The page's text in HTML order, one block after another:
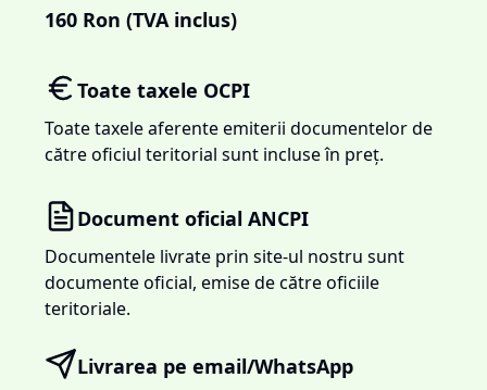
160 Ron (TVA inclus)
Toate taxele OCPI
Toate taxele aferente emiterii documentelor de
către oficiul teritorial sunt incluse în preț.
Document oficial ANCPI
Documentele livrate prin site-ul nostru sunt
documente oficial, emise de către oficiile
teritoriale.
Livrarea pe email/WhatsApp